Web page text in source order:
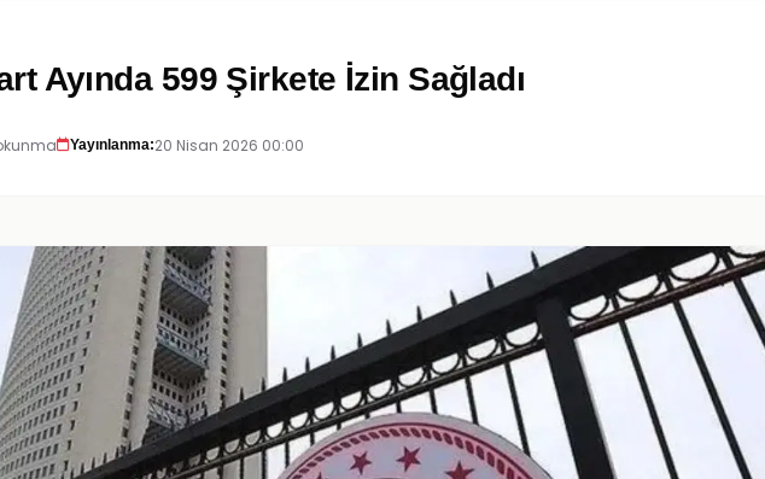
Ayında 599 Şirkete İzin Sağladı
Yayınlanma:20 Nisan 2026 00:00